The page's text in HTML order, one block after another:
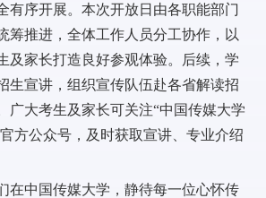
有序开展。本次开放日由各职能部门
筹推进，全体工作人员分工协作，以
及家长打造良好参观体验。后续，学
生宣讲，组织宣传队伍赴各省解读招
广大考生及家长可关注“中国传媒大学
方公众号，及时获取宣讲、专业介绍
在中国传媒大学，静待每一位心怀传